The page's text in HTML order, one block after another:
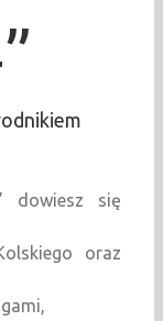
dowiesz się
oraz